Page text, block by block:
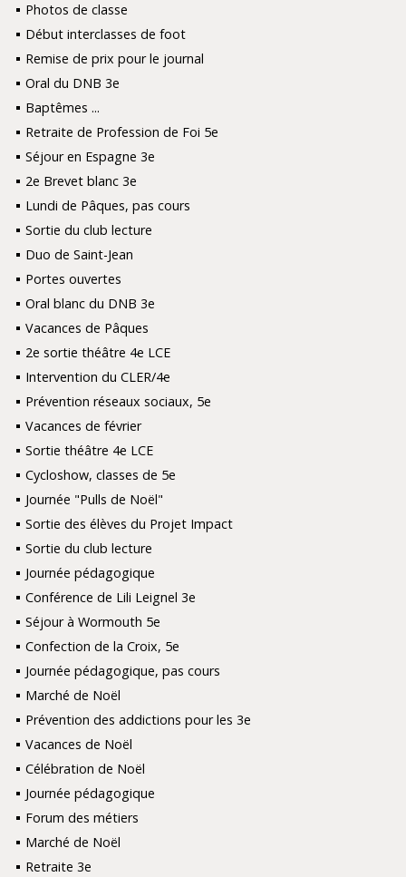
Photos de classe
Début interclasses de foot
Remise de prix pour le journal
Oral du DNB 3e
Baptêmes ...
Retraite de Profession de Foi 5e
Séjour en Espagne 3e
2e Brevet blanc 3e
Lundi de Pâques, pas cours
Sortie du club lecture
Duo de Saint-Jean
Portes ouvertes
Oral blanc du DNB 3e
Vacances de Pâques
2e sortie théâtre 4e LCE
Intervention du CLER/4e
Prévention réseaux sociaux, 5e
Vacances de février
Sortie théâtre 4e LCE
Cycloshow, classes de 5e
Journée "Pulls de Noël"
Sortie des élèves du Projet Impact
Sortie du club lecture
Journée pédagogique
Conférence de Lili Leignel 3e
Séjour à Wormouth 5e
Confection de la Croix, 5e
Journée pédagogique, pas cours
Marché de Noël
Prévention des addictions pour les 3e
Vacances de Noël
Célébration de Noël
Journée pédagogique
Forum des métiers
Marché de Noël
Retraite 3e